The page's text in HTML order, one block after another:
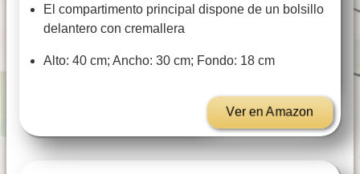
El compartimento principal dispone de un bolsillo
delantero con cremallera
Alto: 40 cm; Ancho: 30 cm; Fondo: 18 cm
Ver en Amazon